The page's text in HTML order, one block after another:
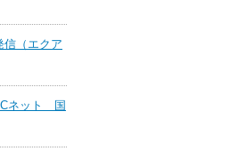
信（エクア
ネット 国